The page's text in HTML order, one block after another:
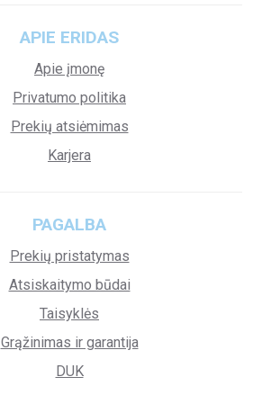
APIE ERIDAS
Apie įmonę
Privatumo politika
Prekių atsiėmimas
Karjera
PAGALBA
Prekių pristatymas
Atsiskaitymo būdai
Taisyklės
Grąžinimas ir garantija
DUK